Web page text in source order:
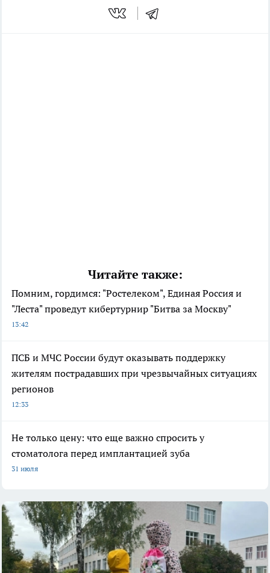
Читайте также:
Помним, гордимся: "Ростелеком", Единая Россия и
"Леста" проведут кибертурнир "Битва за Москву"
13:42
ПСБ и МЧС России будут оказывать поддержку
жителям пострадавших при чрезвычайных ситуациях
регионов
12:33
Не только цену: что еще важно спросить у
стоматолога перед имплантацией зуба
31 июля